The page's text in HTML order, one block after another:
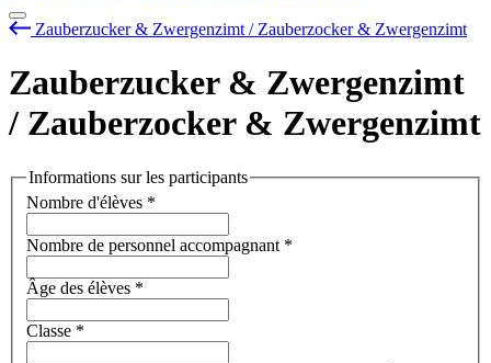
Zauberzucker & Zwergenzimt / Zauberzocker & Zwergenzimt
Zauberzucker & Zwergenzimt
/ Zauberzocker & Zwergenzimt
Informations sur les participants
Nombre d'élèves *
Nombre de personnel accompagnant *
Âge des élèves *
Classe *